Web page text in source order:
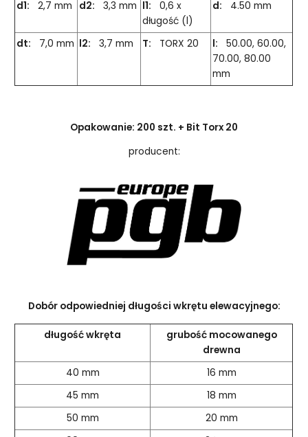
d1: 2,7 mm d2: 3,3 mm l1: 0,6 x
długość (l)
d: 4.50 mm
dt: 7,0 mm l2: 3,7 mm T: TORX 20 l: 50.00, 60.00,
70.00, 80.00
mm
Opakowanie: 200 szt. + Bit Torx 20
producent:
Dobór odpowiedniej długości wkrętu elewacyjnego:
długość wkręta
grubość mocowanego
drewna
40 mm
16 mm
45 mm
18 mm
50 mm
20 mm